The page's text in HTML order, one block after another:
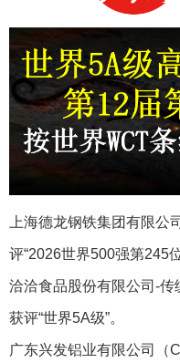
上海德龙钢铁集团有限
评“2026世界500强第245位
洽洽食品股份有限公司-传
获评“世界5A级”。
广东兴发铝业有限公司（